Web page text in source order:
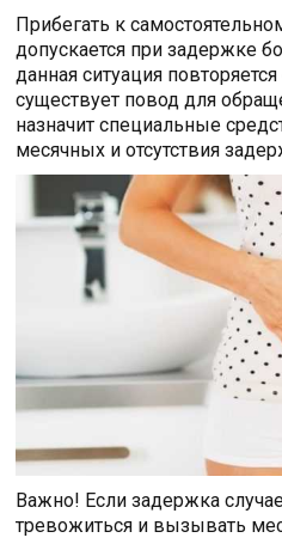
Прибегать к
допускается при задержке
данная ситуация
существует повод для
назначит специальные
месячных и отсутствия
Важно! Если задержка
тревожиться и вызывать